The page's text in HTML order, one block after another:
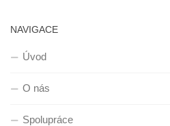
NAVIGACE
Úvod
O nás
Spolupráce